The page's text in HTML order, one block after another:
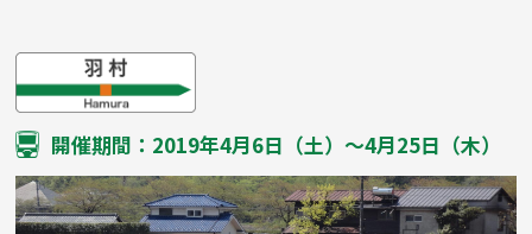
開催期間：2019年4月6日（土）～4月25日（木）